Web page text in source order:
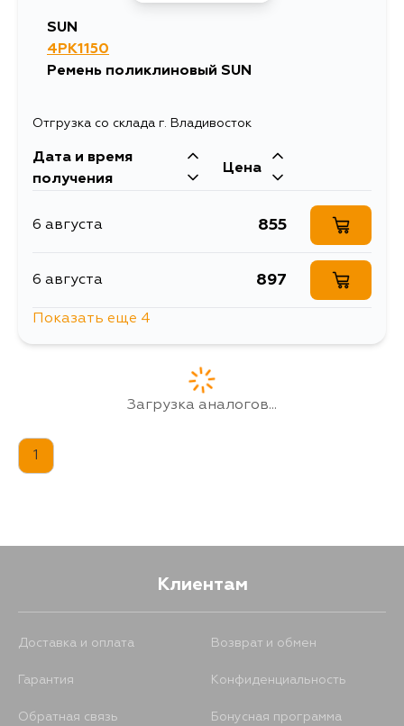
SUN
4PK1150
Ремень поликлиновый SUN
Отгрузка со склада г. Владивосток
Дата и время
получения
Цена
6 августа 855
6 августа 897
9 августа
Показать еще 4
Загрузка аналогов...
1
Клиентам
Доставка и оплата Возврат и обмен
Гарантия Конфиденциальность
Обратная связь Бонусная программа